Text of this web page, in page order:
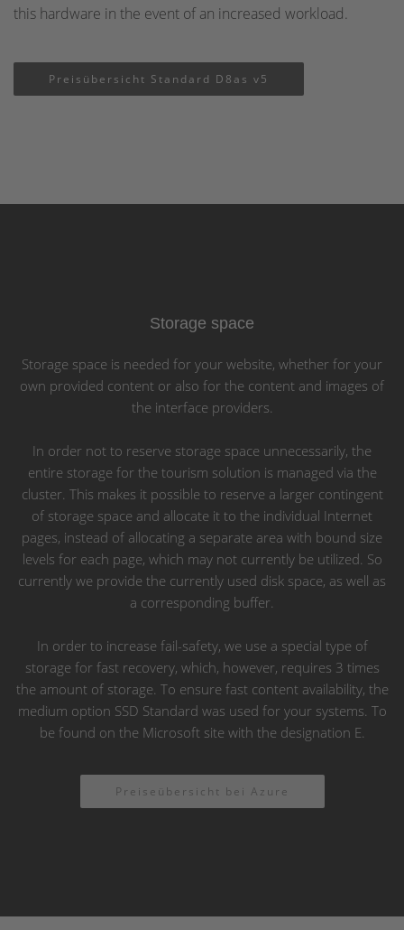
this hardware in the event of an increased workload.
Preisübersicht Standard D8as v5
Storage space
Storage space is needed for your website, whether for your
own provided content or also for the content and images of
the interface providers.
In order not to reserve storage space unnecessarily, the
entire storage for the tourism solution is managed via the
cluster. This makes it possible to reserve a larger contingent
of storage space and allocate it to the individual Internet
pages, instead of allocating a separate area with bound size
levels for each page, which may not currently be utilized. So
currently we provide the currently used disk space, as well as
a corresponding buffer.
In order to increase fail-safety, we use a special type of
storage for fast recovery, which, however, requires 3 times
the amount of storage. To ensure fast content availability, the
medium option SSD Standard was used for your systems. To
be found on the Microsoft site with the designation E.
Preiseübersicht bei Azure